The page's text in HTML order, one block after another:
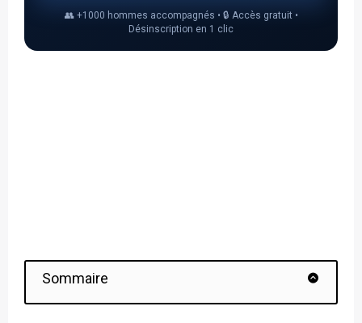
👥 +1000 hommes accompagnés • 🔒 Accès gratuit •
Désinscription en 1 clic
Sommaire